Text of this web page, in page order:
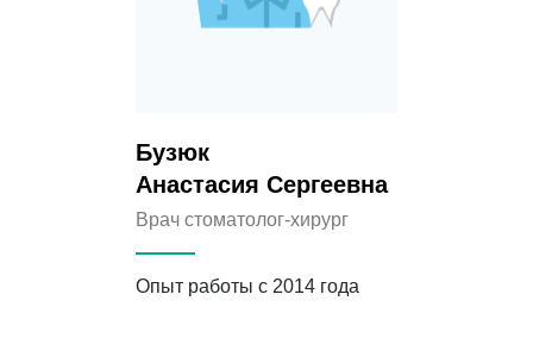
Бузюк
Анастасия Сергеевна
Врач стоматолог-хирург
Опыт работы с 2014 года